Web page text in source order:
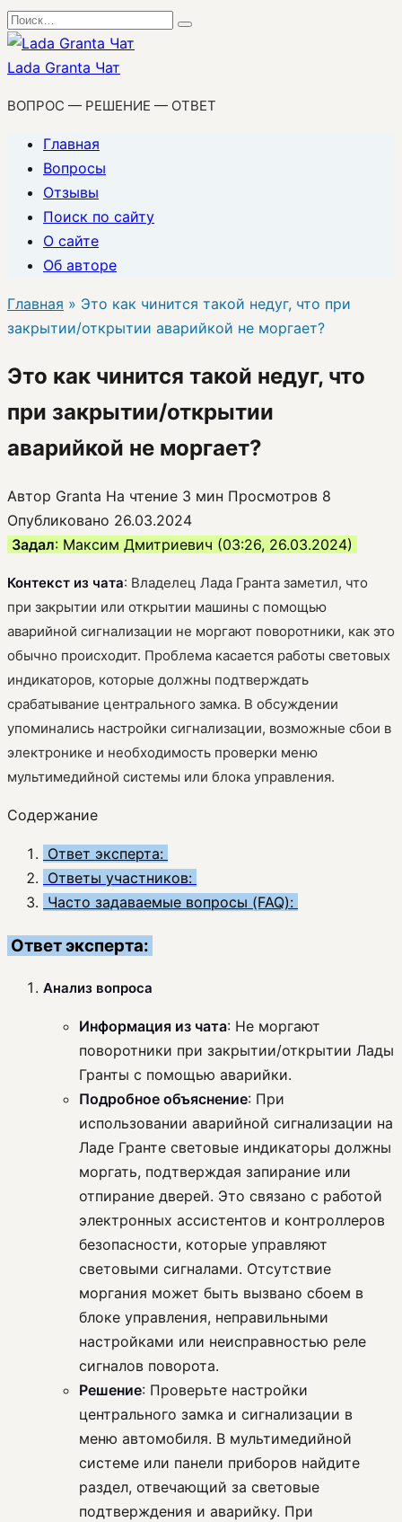
Перейти
к
содержанию
Search
for:
Lada Granta Чат
ВОПРОС — РЕШЕНИЕ — ОТВЕТ
Главная
Вопросы
Отзывы
Поиск по сайту
О сайте
Об авторе
Главная » Это как чинится такой недуг, что при
закрытии/открытии аварийкой не моргает?
Это как чинится такой недуг, что
при закрытии/открытии
аварийкой не моргает?
Автор Granta На чтение 3 мин Просмотров 8
Опубликовано 26.03.2024
Задал: Максим Дмитриевич (03:26, 26.03.2024)
Контекст из чата: Владелец Лада Гранта заметил, что
при закрытии или открытии машины с помощью
аварийной сигнализации не моргают поворотники, как это
обычно происходит. Проблема касается работы световых
индикаторов, которые должны подтверждать
срабатывание центрального замка. В обсуждении
упоминались настройки сигнализации, возможные сбои в
электронике и необходимость проверки меню
мультимедийной системы или блока управления.
Содержание
Ответ эксперта:
Ответы участников:
Часто задаваемые вопросы (FAQ):
Ответ эксперта:
Анализ вопроса
Информация из чата: Не моргают
поворотники при закрытии/открытии Лады
Гранты с помощью аварийки.
Подробное объяснение: При
использовании аварийной сигнализации на
Ладе Гранте световые индикаторы должны
моргать, подтверждая запирание или
отпирание дверей. Это связано с работой
электронных ассистентов и контроллеров
безопасности, которые управляют
световыми сигналами. Отсутствие
моргания может быть вызвано сбоем в
блоке управления, неправильными
настройками или неисправностью реле
сигналов поворота.
Решение: Проверьте настройки
центрального замка и сигнализации в
меню автомобиля. В мультимедийной
системе или панели приборов найдите
раздел, отвечающий за световые
подтверждения и аварийку. При